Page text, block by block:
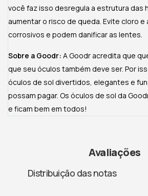
você faz isso desregula a estrutura das
aumentar o risco de queda. Evite cloro e
corrosivos e podem danificar as lentes.
Sobre a Goodr: A Goodr acredita que
que seu óculos também deve ser. Por
óculos de sol divertidos, elegantes e
possam pagar. Os óculos de sol da
e ficam bem em todos!
Avaliações
Distribuição das notas